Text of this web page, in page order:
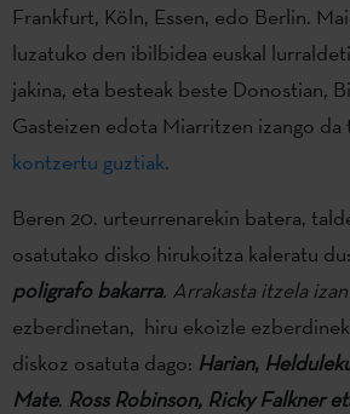
Frankfurt, Köln, Essen, edo Berlin.
luzatuko den ibilbidea euskal
jakina, eta besteak beste Donostian,
Gasteizen edota Miarritzen izango da
kontzertu guztiak.
Beren 20. urteurrenarekin batera,
osatutako disko hirukoitza kaleratu du:
poligrafo bakarra. Arrakasta itzela
ezberdinetan, hiru ekoizle
diskoz osatuta dago: Harian,
Mate. Ross Robinson, Ricky Falkner